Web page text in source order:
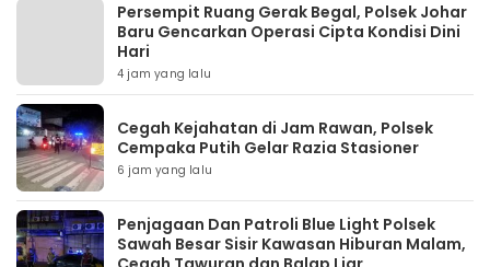
Persempit Ruang Gerak Begal, Polsek Johar
Baru Gencarkan Operasi Cipta Kondisi Dini
Hari
4 jam yang lalu
Cegah Kejahatan di Jam Rawan, Polsek
Cempaka Putih Gelar Razia Stasioner
6 jam yang lalu
Penjagaan Dan Patroli Blue Light Polsek
Sawah Besar Sisir Kawasan Hiburan Malam,